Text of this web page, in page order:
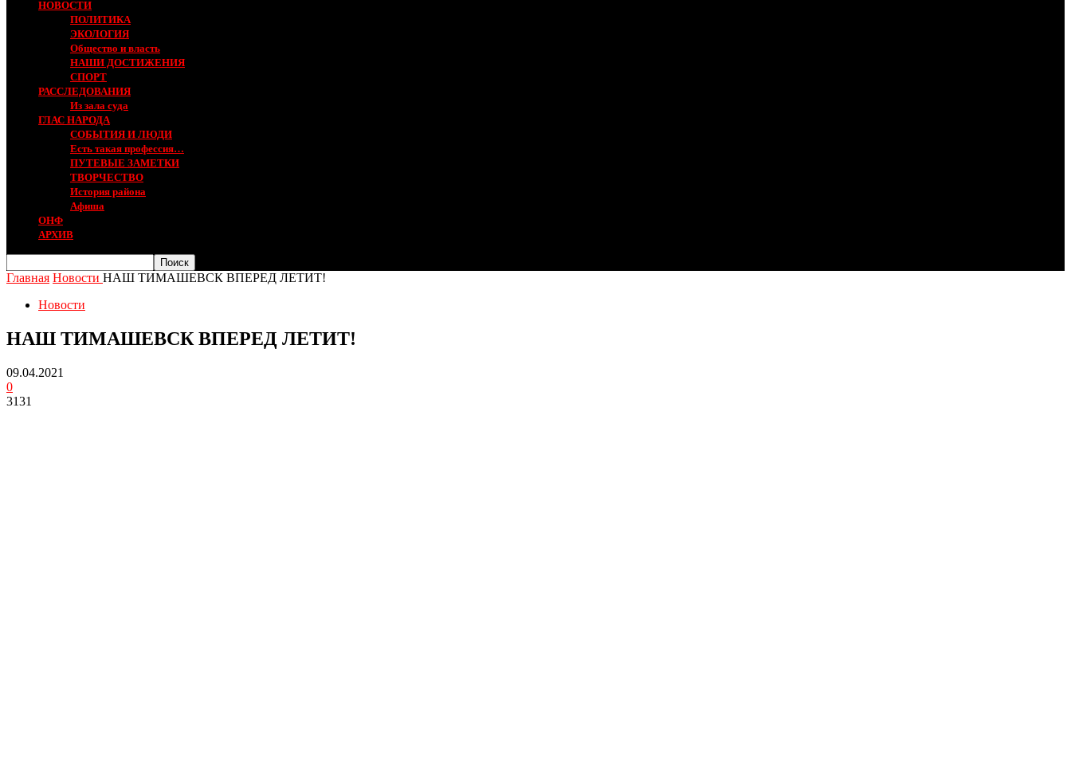
НОВОСТИ
ПОЛИТИКА
ЭКОЛОГИЯ
Общество и власть
НАШИ ДОСТИЖЕНИЯ
СПОРТ
РАССЛЕДОВАНИЯ
Из зала суда
ГЛАС НАРОДА
СОБЫТИЯ И ЛЮДИ
Есть такая профессия…
ПУТЕВЫЕ ЗАМЕТКИ
ТВОРЧЕСТВО
История района
Афиша
ОНФ
АРХИВ
Главная Новости НАШ ТИМАШЕВСК ВПЕРЕД ЛЕТИТ!
Новости
НАШ ТИМАШЕВСК ВПЕРЕД ЛЕТИТ!
09.04.2021
0
3131